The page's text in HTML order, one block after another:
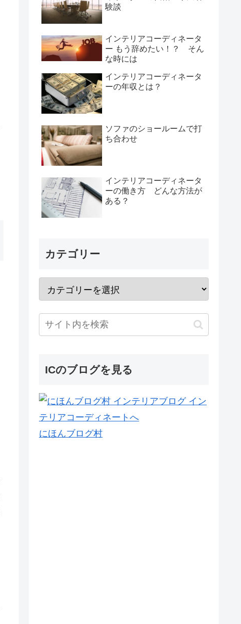
験談
インテリアコーディネータ
ー もう辞めたい！？ そん
な時には
インテリアコーディネータ
ーの年収とは？
ソファのショールームで打
ち合わせ
インテリアコーディネータ
ーの働き方 どんな方法が
ある？
カテゴリー
ICのブログを見る
にほんブログ村